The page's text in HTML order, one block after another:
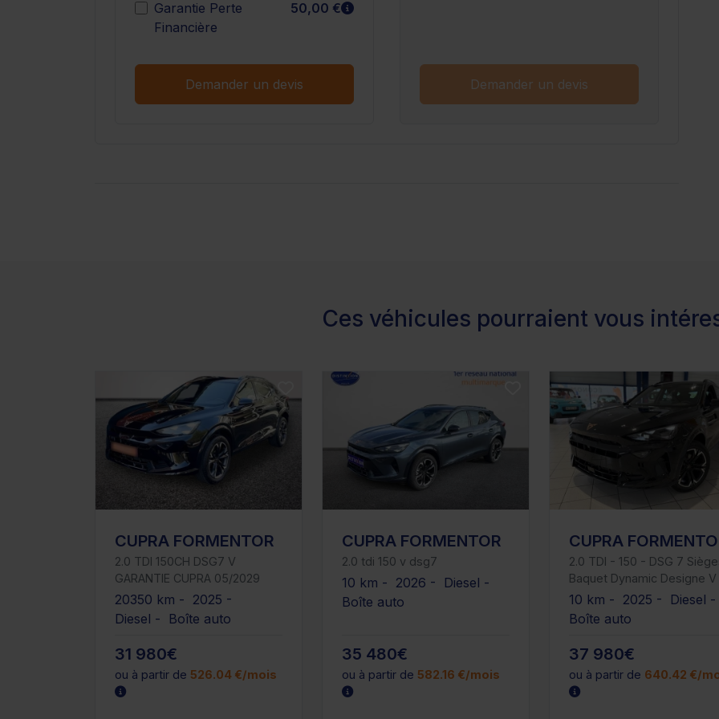
Garantie Perte
Financière
50,00 € En savoir plus
Demander un devis Demander un devis
Ces véhicules pourraient vous
CUPRA FORMENTOR
2.0 TDI 150CH DSG7 V
GARANTIE CUPRA 05/2029
20350 km - 2025 -
Diesel - Boîte auto
31 980€
ou à partir de 526.04 €/mois
CUPRA FORMENTOR
2.0 tdi 150 v dsg7
10 km - 2026 - Diesel -
Boîte auto
35 480€
ou à partir de 582.16 €/mois
CUPRA
2.0 TDI - 150 - DSG 7
Baquet Dynamic Designe V
10 km - 2025 - Diesel -
Boîte auto
37 980€
ou à partir de 640.42 €/